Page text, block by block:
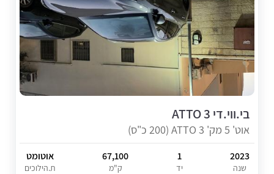
בי.ווי.די ATTO 3
אוט' 5 מק' ATTO 3 (200 כ"ס)
2023
שנה
1
יד
67,100
ק"מ
אוטומט
ת.הילוכים